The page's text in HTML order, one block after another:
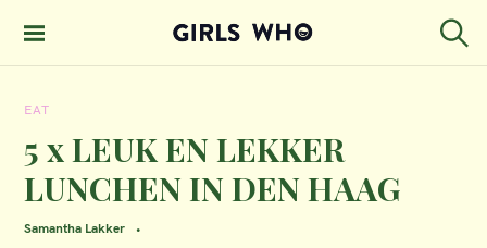
GIRLS WHO
EAT
5 x LEUK EN LEKKER
LUNCHEN IN DEN HAAG
Samantha Lakker